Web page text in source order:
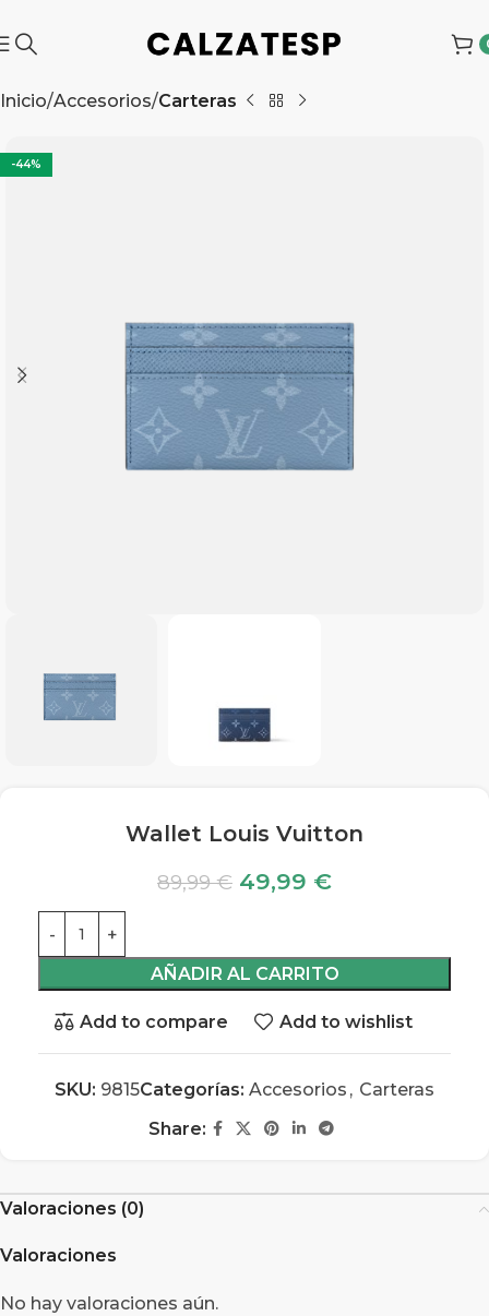
Inicio Accesorios Carteras
-44%
Wallet Louis Vuitton
89,99€ 49,99 €
AÑADIR AL CARRITO
Add to compare Add to wishlist
SKU: 9815Categorías: Accesorios , Carteras
Share:
Valoraciones (0)
Valoraciones
No hay valoraciones aún.